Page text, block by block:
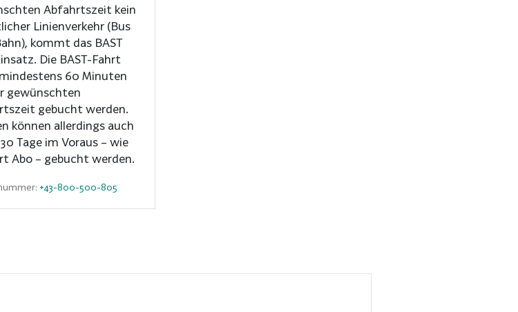
Abfahrtszeit kein
Linienverkehr (Bus
kommt das BAST
Die BAST-Fahrt
60 Minuten
gewünschten
gebucht werden.
können allerdings auch
im Voraus – wie
Abo – gebucht werden.
+43-800-500-805